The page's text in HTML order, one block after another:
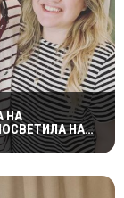
НА
НА